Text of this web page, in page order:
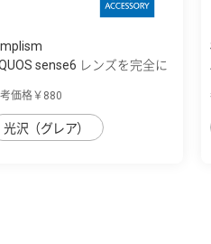
sense6 レンズを完全に
価格￥880
光沢（グレア）